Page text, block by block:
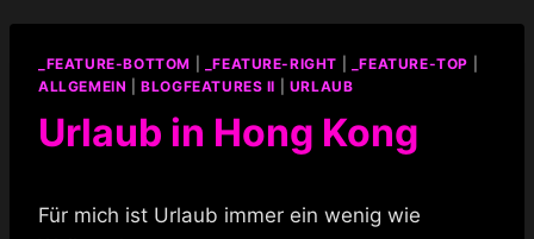
_FEATURE-BOTTOM _FEATURE-RIGHT _FEATURE-TOP
ALLGEMEIN |BLOGFEATURES II URLAUB
Urlaub in Hong Kong
Für mich ist Urlaub immer ein wenig wie